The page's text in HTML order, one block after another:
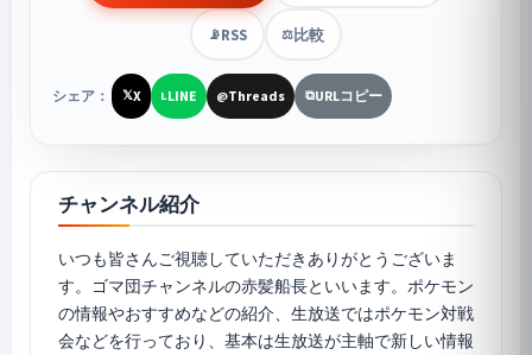
📡RSS ⚖️比較
シェア： 𝕏X LLINE @Threads ⧉URLコピー
チャンネル紹介
いつも皆さんご視聴していただきありがとうございま
す。ゴマ団チャンネルの赤髪船長といいます。ポケモン
の情報やおすすめなどの紹介、生放送ではポケモン対戦
会などを行っており、基本は生放送が主軸で新しい情報